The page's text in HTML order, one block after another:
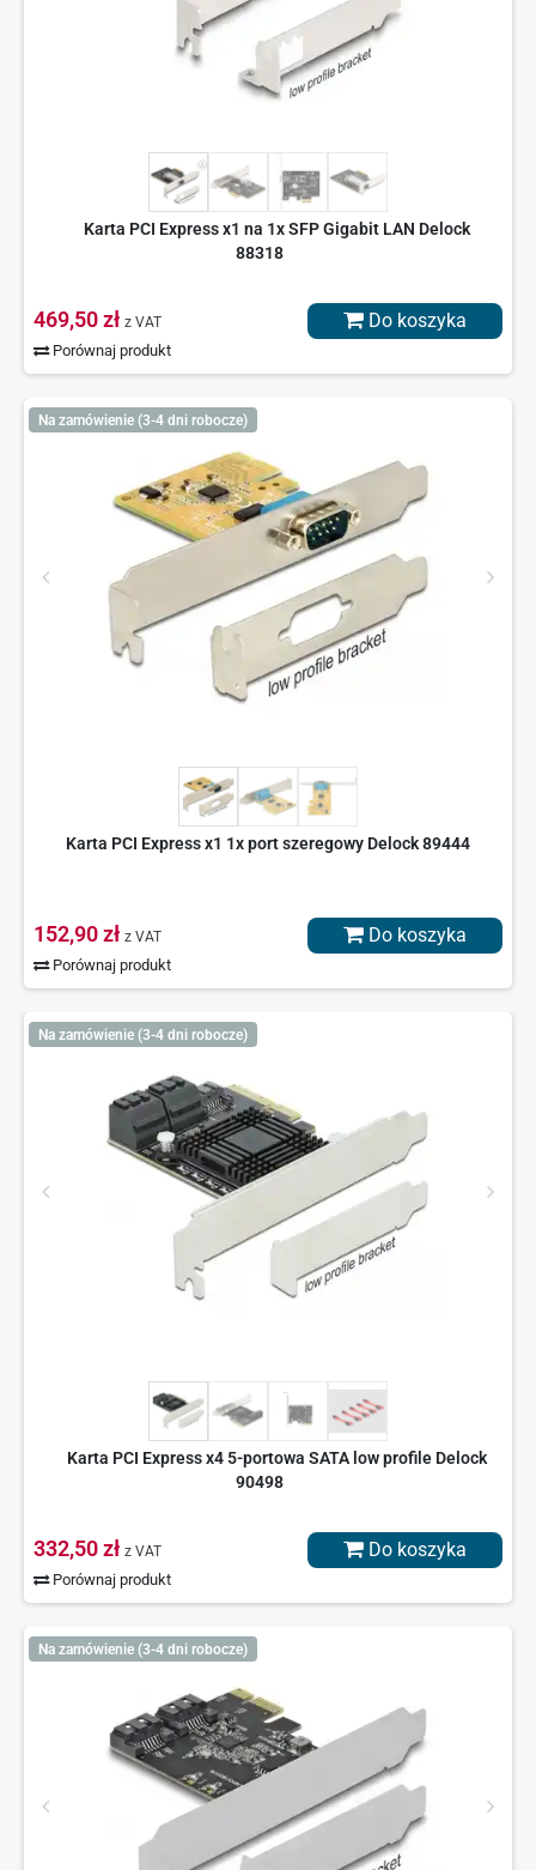
Karta PCI Express x1 na 1x SFP Gigabit LAN Delock
88318
469,50 zł z VAT
Porównaj produkt
Do koszyka
Na zamówienie (3-4 dni robocze)
Karta PCI Express x1 1x port szeregowy Delock 89444
152,90 zł z VAT
Porównaj produkt
Do koszyka
Na zamówienie (3-4 dni robocze)
Karta PCI Express x4 5-portowa SATA low profile Delock
90498
332,50 zł z VAT
Porównaj produkt
Do koszyka
Na zamówienie (3-4 dni robocze)